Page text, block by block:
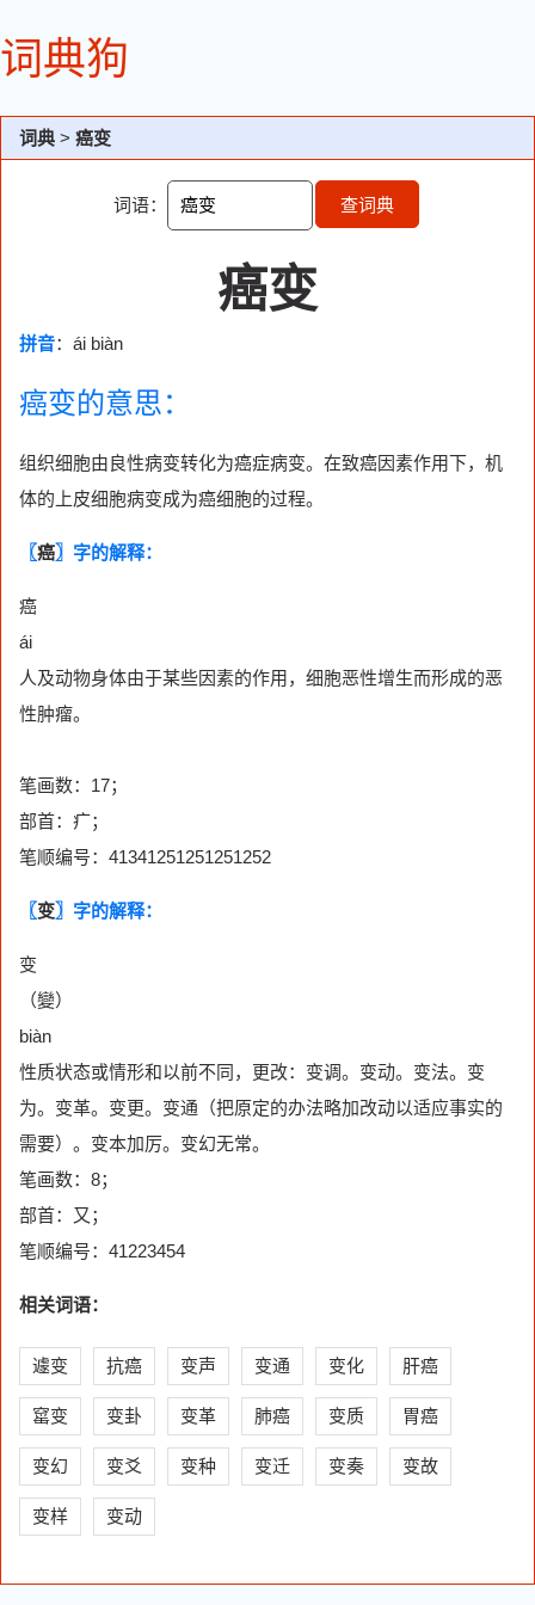
词典狗
词典 > 癌变
词语： 查词典
癌变
拼音：ái biàn
癌变的意思：
组织细胞由良性病变转化为癌症病变。在致癌因素作用下，机
体的上皮细胞病变成为癌细胞的过程。
〖癌〗字的解释：
癌
ái
人及动物身体由于某些因素的作用，细胞恶性增生而形成的恶
性肿瘤。
笔画数：17；
部首：疒；
笔顺编号：41341251251251252
〖变〗字的解释：
变
（變）
biàn
性质状态或情形和以前不同，更改：变调。变动。变法。变
为。变革。变更。变通（把原定的办法略加改动以适应事实的
需要）。变本加厉。变幻无常。
笔画数：8；
部首：又；
笔顺编号：41223454
相关词语：
遽变 抗癌 变声 变通 变化 肝癌
窰变 变卦 变革 肺癌 变质 胃癌
变幻 变爻 变种 变迁 变奏 变故
变样 变动